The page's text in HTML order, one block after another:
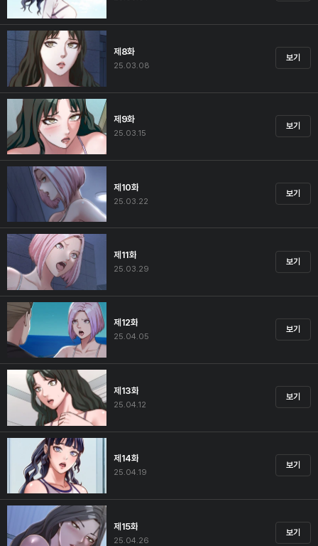
제8화
25.03.08
보기
제9화
25.03.15
보기
제10화
25.03.22
보기
제11화
25.03.29
보기
제12화
25.04.05
보기
제13화
25.04.12
보기
제14화
25.04.19
보기
제15화
25.04.26
보기